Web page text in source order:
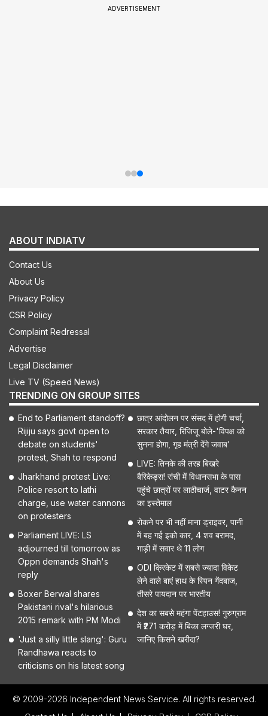
ADVERTISEMENT
ABOUT INDIATV
Contact Us
About Us
Privacy Policy
CSR Policy
Complaint Redressal
Advertise
Legal Disclaimer
Live TV (Speed News)
TRENDING ON GROUP SITES
End to Parliament standoff?
Rijiju says govt open to
debate on students'
protest, Shah to respond
Jharkhand protest Live:
Police resort to lathi
charge, use water cannons
on protesters
Parliament LIVE: LS
adjourned till tomorrow as
Oppn demands Shah's
reply
Boxer Berwal shares
Pakistani rival's hilarious
2015 remark with PM Modi
'Just a silly little slang': Guru
Randhawa reacts to
criticisms on his latest song
छात्र आंदोलन पर संसद में होगी चर्चा,
सरकार तैयार, रिजिजू बोले-'विपक्ष को
सुनना होगा, गृह मंत्री देंगे जवाब'
LIVE: तिनके की तरह बिखरे
बैरिकेड्स! रांची में विधानसभा के पास
पहुंचे छात्रों पर लाठीचार्ज, वाटर कैनन
का इस्तेमाल
रोकने पर भी नहीं माना ड्राइवर, पानी
में बह गई इको कार, 4 शव बरामद,
गाड़ी में सवार थे 11 लोग
ODI क्रिकेट में सबसे ज्यादा विकेट
लेने वाले बाएं हाथ के स्पिन गेंदबाज,
तीसरे पायदान पर भारतीय
देश का सबसे महंगा पेंटहाउस! गुरुग्राम
में ₹271 करोड़ में बिका लग्जरी घर,
जानिए किसने खरीदा?
© 2009-2026 Independent News Service. All rights reserved.